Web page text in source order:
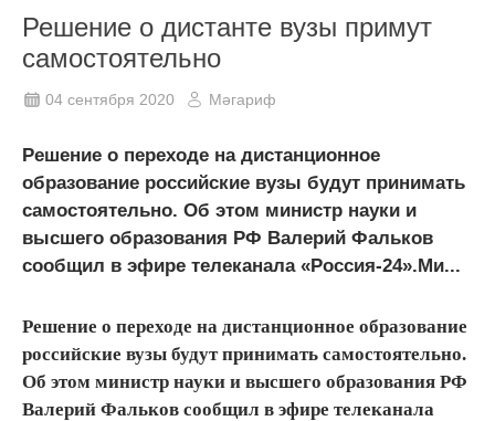
Решение о дистанте вузы примут
самостоятельно
04 сентября 2020 Мәгариф
Решение о переходе на дистанционное
образование российские вузы будут принимать
самостоятельно. Об этом министр науки и
высшего образования РФ Валерий Фальков
сообщил в эфире телеканала «Россия-24».Ми...
Решение о переходе на дистанционное образование
российские вузы будут принимать самостоятельно.
Об этом министр науки и высшего образования РФ
Валерий Фальков сообщил в эфире телеканала